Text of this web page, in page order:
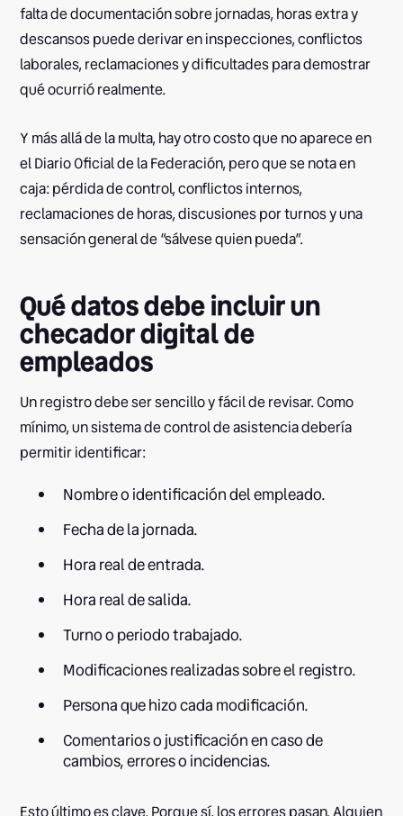
falta de documentación sobre jornadas, horas extra y
descansos puede derivar en inspecciones, conflictos
laborales, reclamaciones y dificultades para demostrar
qué ocurrió realmente.
Y más allá de la multa, hay otro costo que no aparece en
el Diario Oficial de la Federación, pero que se nota en
caja: pérdida de control, conflictos internos,
reclamaciones de horas, discusiones por turnos y una
sensación general de “sálvese quien pueda”.
Qué datos debe incluir un
checador digital de
empleados
Un registro debe ser sencillo y fácil de revisar. Como
mínimo, un sistema de control de asistencia debería
permitir identificar:
Nombre o identificación del empleado.
Fecha de la jornada.
Hora real de entrada.
Hora real de salida.
Turno o periodo trabajado.
Modificaciones realizadas sobre el registro.
Persona que hizo cada modificación.
Comentarios o justificación en caso de
cambios, errores o incidencias.